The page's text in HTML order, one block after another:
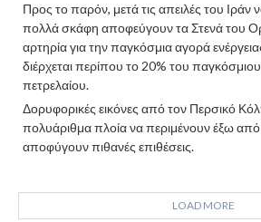
Προς το παρόν, μετά τις απειλές του Ιράν
πολλά σκάφη αποφεύγουν τα Στενά του
αρτηρία για την παγκόσμια αγορά
διέρχεται περίπου το 20% του
πετρελαίου.
Δορυφορικές εικόνες από τον Περσικό
πολυάριθμα πλοία να περιμένουν έξω από
αποφύγουν πιθανές επιθέσεις.
LOAD MORE